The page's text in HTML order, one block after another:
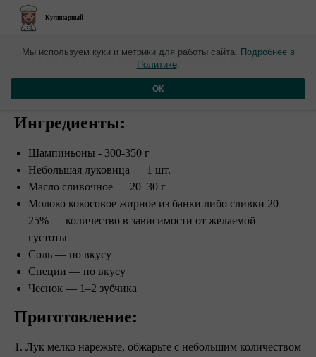
Кулинарный
​Сливочный грибной
соус
Ингредиенты:
Шампиньоны - 300-350 г
Небольшая луковица — 1 шт.
Масло сливочное — 20–30 г
Молоко кокосовое жирное из банки либо сливки 20–
25% — количество в зависимости от желаемой
густоты
Соль — по вкусу
Специи — по вкусу
Чеснок — 1–2 зубчика
Приготовление:
1. Лук мелко нарежьте, обжарьте с небольшим количеством
Мы используем куки и метрики для работы сайта. Подробнее в
Политике.
ОК